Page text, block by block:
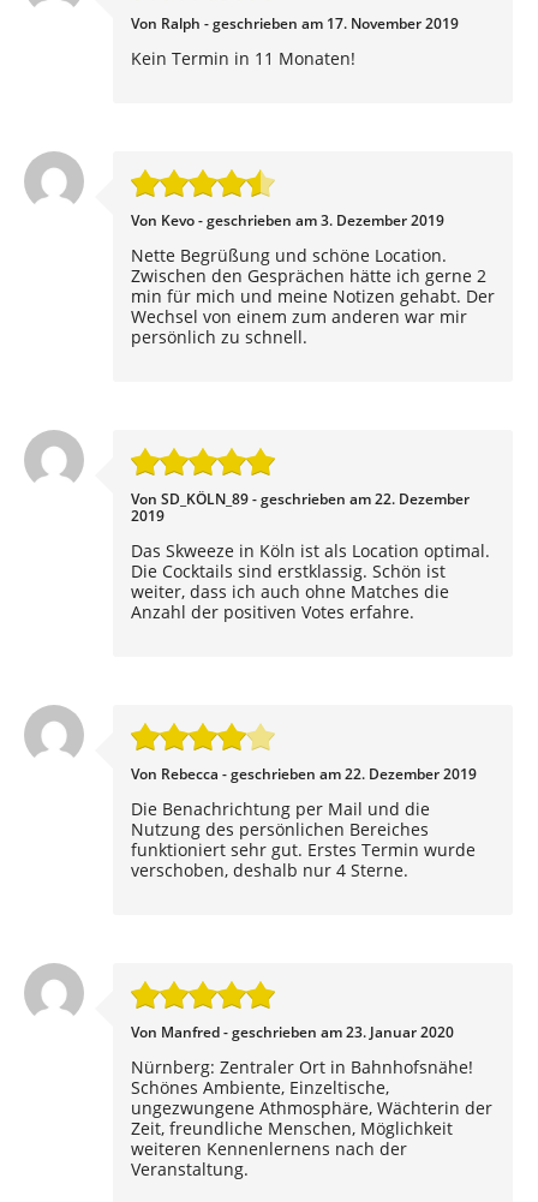
Von Ralph - geschrieben am 17. November 2019
Kein Termin in 11 Monaten!
Von Kevo - geschrieben am 3. Dezember 2019
Nette Begrüßung und schöne Location.
Zwischen den Gesprächen hätte ich gerne 2
min für mich und meine Notizen gehabt. Der
Wechsel von einem zum anderen war mir
persönlich zu schnell.
Von SD_KÖLN_89 - geschrieben am 22. Dezember
2019
Das Skweeze in Köln ist als Location optimal.
Die Cocktails sind erstklassig. Schön ist
weiter, dass ich auch ohne Matches die
Anzahl der positiven Votes erfahre.
Von Rebecca - geschrieben am 22. Dezember 2019
Die Benachrichtung per Mail und die
Nutzung des persönlichen Bereiches
funktioniert sehr gut. Erstes Termin wurde
verschoben, deshalb nur 4 Sterne.
Von Manfred - geschrieben am 23. Januar 2020
Nürnberg: Zentraler Ort in Bahnhofsnähe!
Schönes Ambiente, Einzeltische,
ungezwungene Athmosphäre, Wächterin der
Zeit, freundliche Menschen, Möglichkeit
weiteren Kennenlernens nach der
Veranstaltung.